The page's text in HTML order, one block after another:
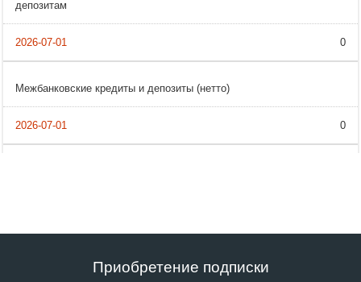
депозитам
0
Межбанковские кредиты и депозиты (нетто)
0
Приобретение подписки